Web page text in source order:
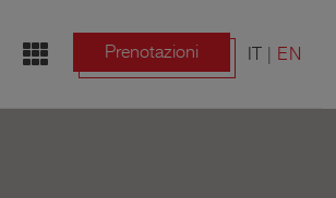
Prenotazioni IT EN